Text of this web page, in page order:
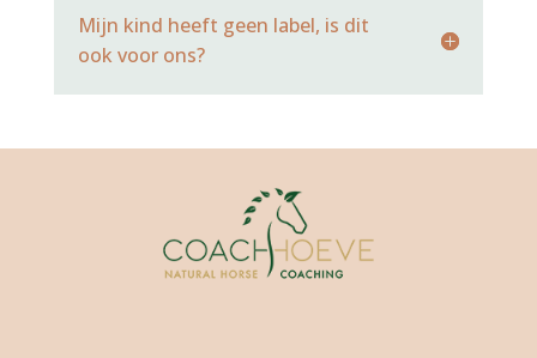
Mijn kind heeft geen label, is dit
ook voor ons?